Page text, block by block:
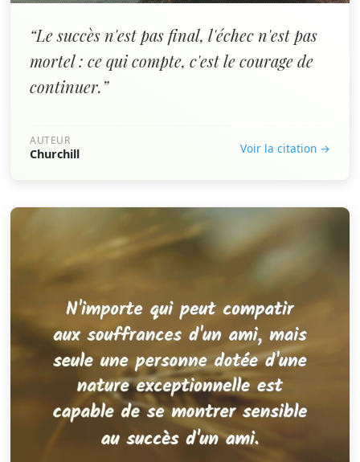
“Le succès n'est pas final, l'échec n'est pas
mortel : ce qui compte, c'est le courage de
continuer.”
AUTEUR
Churchill Voir la citation →